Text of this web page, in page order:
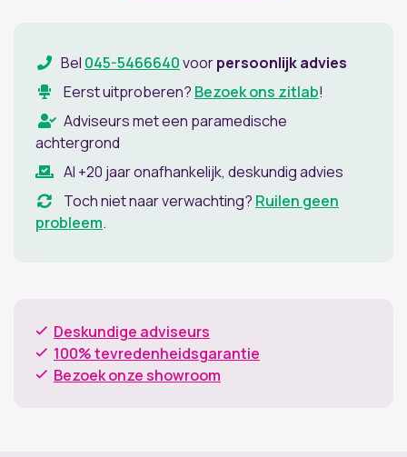
Bel 045-5466640voorpersoonlijk advies
Eerst uitproberen? Bezoek ons zitlab!
Adviseurs met een paramedische
achtergrond
Al +20 jaar onafhankelijk, deskundig advies
Toch niet naar verwachting? Ruilen geen
probleem.
Deskundige adviseurs
100% tevredenheidsgarantie
Bezoek onze showroom